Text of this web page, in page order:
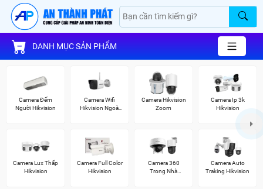
DANH MỤC SẢN PHẨM
Camera Đếm
Người Hikvision
Camera Wifi
Hikvision Ngoài
Camera Hikvision
Zoom
Camera Ip 3k
Hikvision
Camera Lux Thấp
Hikvision
Camera Full Color
Hikvision
Camera 360
Trong Nhà
Camera Auto
Traking Hikvision